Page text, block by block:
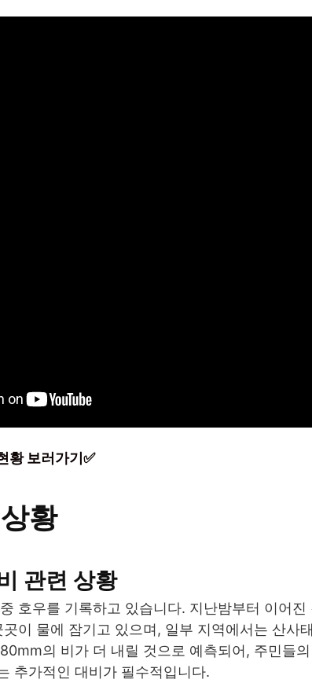
황 보러가기✅
황
관련 상황
호우를 기록하고 있습니다. 지난밤부터 이어
이 물에 잠기고 있으며, 일부 지역에서는 산사
의 비가 더 내릴 것으로 예측되어, 주민들
추가적인 대비가 필수적입니다.